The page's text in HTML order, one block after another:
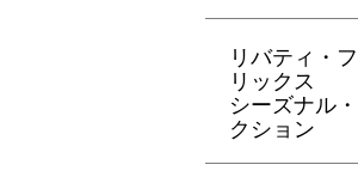
リバティ・
リックス
シーズナル
クション